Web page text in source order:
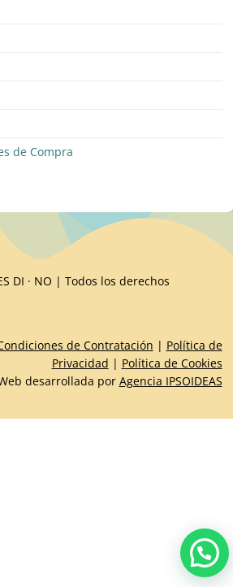
de Compra
DI · NO | Todos los derechos
de Contratación | Política de
Privacidad | Política de Cookies
desarrollada por Agencia IPSOIDEAS